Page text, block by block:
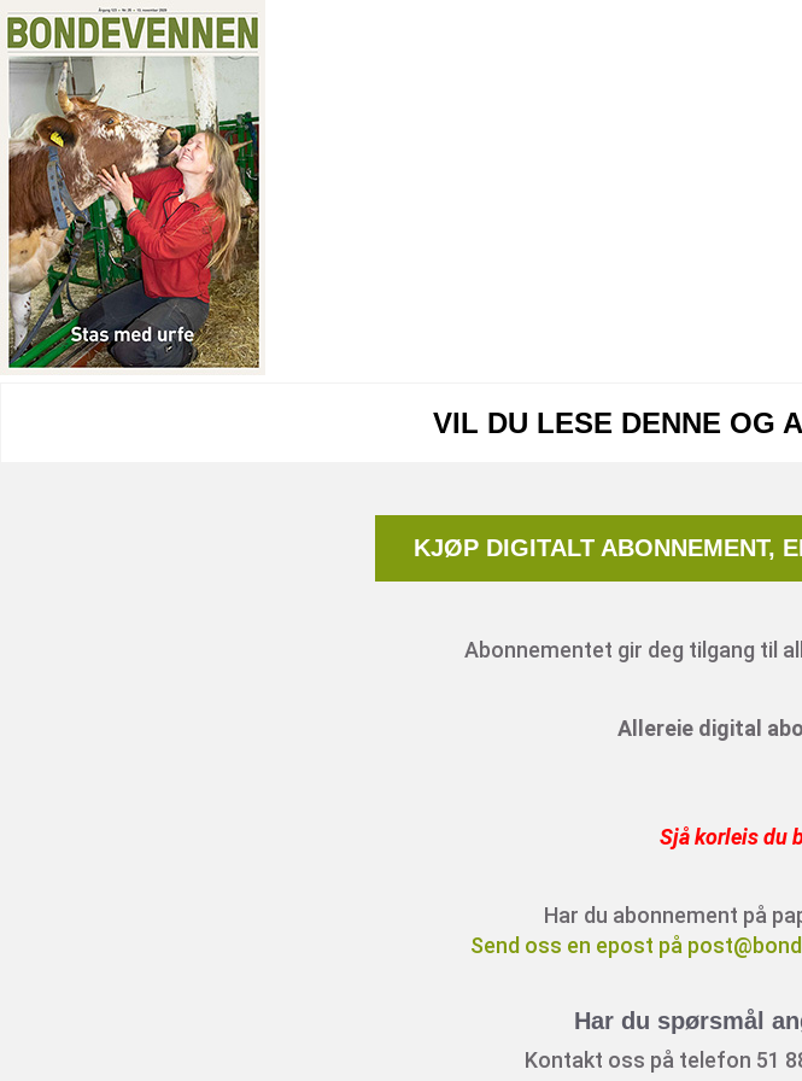
VIL DU LESE DENNE OG
KJØP DIGITALT ABONNEMENT,
Abonnementet gir deg tilgang til
Allereie digital
Sjå korleis du
Har du abonnement på
Send oss en epost på
Har du spørsmål
Kontakt oss på telefon 51